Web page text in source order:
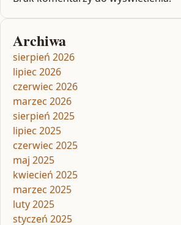
Archiwa
sierpień 2026
lipiec 2026
czerwiec 2026
marzec 2026
sierpień 2025
lipiec 2025
czerwiec 2025
maj 2025
kwiecień 2025
marzec 2025
luty 2025
styczeń 2025